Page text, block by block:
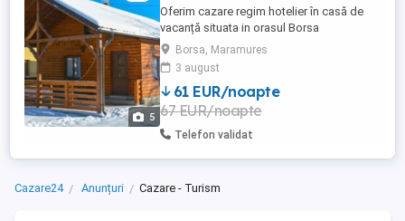
5
Oferim cazare regim hotelier în casă de
vacanță situata in orasul Borsa
Maramures.Cabana are 1 dormitor
matrimonial, living cu canapea extensibila,
bucătărie utilată complet si baie.
Capacitate maximă 4-5 persoane. Se
inchriaza complet. Pentru o experiență
superbă avem ciubăr cu hidromasaj și
luminițe ...
Borsa, Maramures
3 august
61 EUR/noapte
67 EUR/noapte
Telefon validat
Cazare24 Anunțuri Cazare - Turism